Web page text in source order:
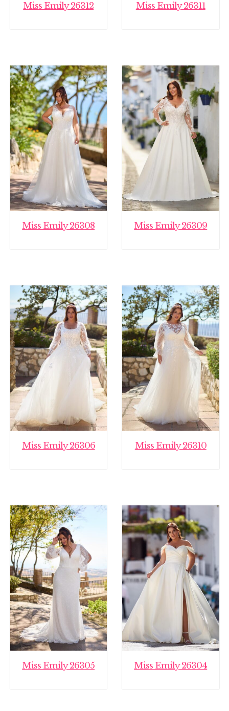
Miss Emily 26312 Miss Emily 26311
Miss Emily 26308 Miss Emily 26309
Miss Emily 26306 Miss Emily 26310
Miss Emily 26305 Miss Emily 26304